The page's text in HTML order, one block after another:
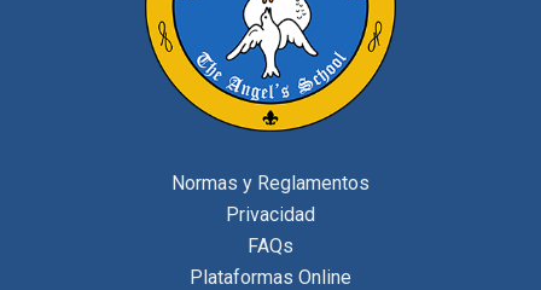
Normas y Reglamentos
Privacidad
FAQs
Plataformas Online